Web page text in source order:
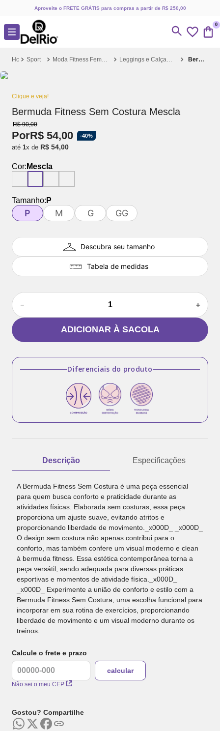
Aproveite o FRETE GRÁTIS para compras a partir de R$ 250,00
0
Sport Moda Fitness Feminina Leggings e Calças Fitness Bermuda Fitness Sem Costura Mescla
Clique e veja!
Bermuda Fitness Sem Costura Mescla
R$ 90,00
PorR$ 54,00 -40%
até 1x de R$ 54,00
Cor: Mescla
Tamanho: P
P M G GG
Descubra seu tamanho
Tabela de medidas
＋
－
ADICIONAR À SACOLA
Diferenciais do produto
Descrição Especificações
A Bermuda Fitness Sem Costura é uma peça essencial
para quem busca conforto e praticidade durante as
atividades físicas. Elaborada sem costuras, essa peça
proporciona um ajuste suave, evitando atritos e
proporcionando liberdade de movimento._x000D_ _x000D_
O design sem costura não apenas contribui para o
conforto, mas também confere um visual moderno e clean
à bermuda fitness. Essa estética contemporânea torna a
peça versátil, sendo adequada para diversas práticas
esportivas e momentos de atividade física._x000D_
_x000D_ Experimente a união de conforto e estilo com a
Bermuda Fitness Sem Costura, uma escolha funcional para
incorporar em sua rotina de exercícios, proporcionando
liberdade de movimento e um visual moderno durante os
treinos.
Calcule o frete e prazo
Não sei o meu CEP
Gostou? Compartilhe